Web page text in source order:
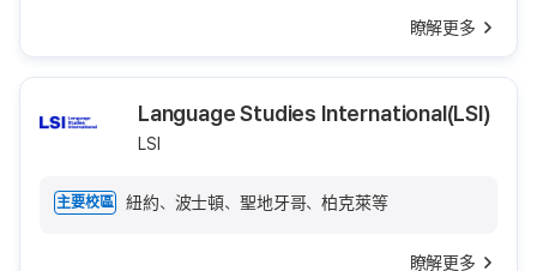
瞭解更多
Language Studies International(LSI)
LSI
主要校區 紐約、波士頓、聖地牙哥、柏克萊等
瞭解更多